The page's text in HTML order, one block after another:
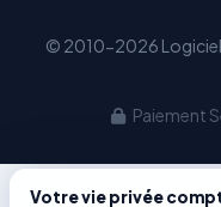
© 2010-2026
Paiement
Votre vie privée